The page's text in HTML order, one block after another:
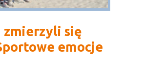
zmierzyli się
emocje